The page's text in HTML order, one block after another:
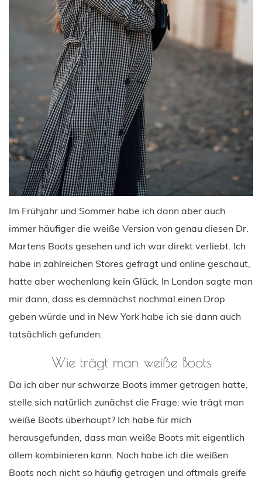
Im Frühjahr und Sommer habe ich dann aber auch
immer häufiger die weiße Version von genau diesen Dr.
Martens Boots gesehen und ich war direkt verliebt. Ich
habe in zahlreichen Stores gefragt und online geschaut,
hatte aber wochenlang kein Glück. In London sagte man
mir dann, dass es demnächst nochmal einen Drop
geben würde und in New York habe ich sie dann auch
tatsächlich gefunden.
Wie trägt man weiße Boots
Da ich aber nur schwarze Boots immer getragen hatte,
stelle sich natürlich zunächst die Frage: wie trägt man
weiße Boots überhaupt? Ich habe für mich
herausgefunden, dass man weiße Boots mit eigentlich
allem kombinieren kann. Noch habe ich die weißen
Boots noch nicht so häufig getragen und oftmals greife